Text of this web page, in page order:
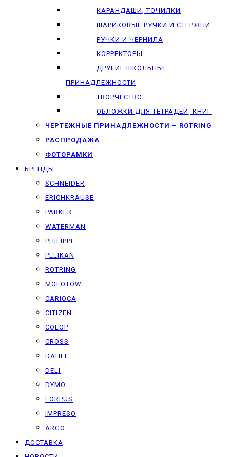
КАРАНДАШИ, ТОЧИЛКИ
ШАРИКОВЫЕ РУЧКИ И СТЕРЖНИ
РУЧКИ И ЧЕРНИЛА
КОРРЕКТОРЫ
ДРУГИЕ ШКОЛЬНЫЕ
ПРИНАДЛЕЖНОСТИ
ТВОРЧЕСТВО
ОБЛОЖКИ ДЛЯ ТЕТРАДЕЙ, КНИГ
ЧЕРТЕЖНЫЕ ПРИНАДЛЕЖНОСТИ – ROTRING
РАСПРОДАЖА
ФОТОРАМКИ
БРЕНДЫ
SCHNEIDER
ERICHKRAUSE
PARKER
WATERMAN
PHILIPPI
PELIKAN
ROTRING
MOLOTOW
CARIOCA
CITIZEN
COLOP
CROSS
DAHLE
DELI
DYMO
FORPUS
IMPRESO
ARGO
ДОСТАВКА